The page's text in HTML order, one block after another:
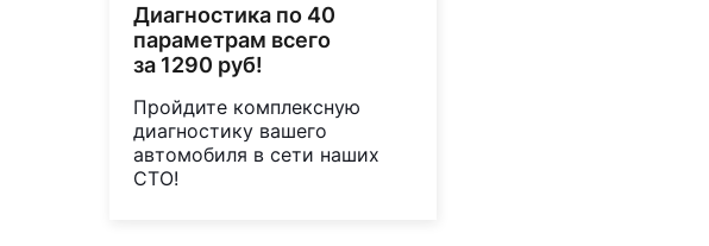
Диагностика по 40
параметрам всего
за 1290 руб!
Пройдите комплексную
диагностику вашего
автомобиля в сети наших
СТО!